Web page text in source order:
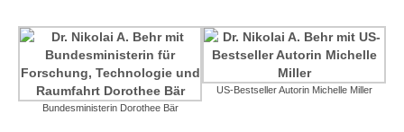
Bundesministerin Dorothee Bär
US-Bestseller Autorin Michelle Miller